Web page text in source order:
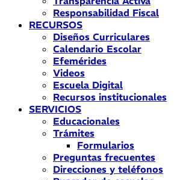
Responsabilidad Fiscal
RECURSOS
Diseños Curriculares
Calendario Escolar
Efemérides
Videos
Escuela Digital
Recursos institucionales
SERVICIOS
Educacionales
Trámites
Formularios
Preguntas frecuentes
Direcciones y teléfonos